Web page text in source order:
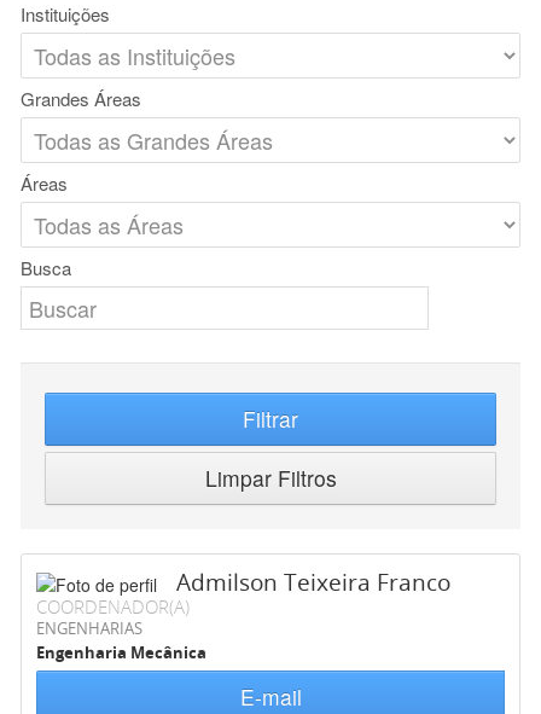
Instituições
Grandes Áreas
Áreas
Busca
Filtrar
Limpar Filtros
Admilson Teixeira Franco
COORDENADOR(A)
ENGENHARIAS
Engenharia Mecânica
E-mail